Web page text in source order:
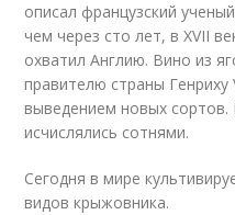
описал французский
чем через сто лет, в XVII
охватил Англию. Вино из
правителю страны Генриху
выведением новых сортов.
исчислялись сотнями.
Сегодня в мире
видов крыжовника.